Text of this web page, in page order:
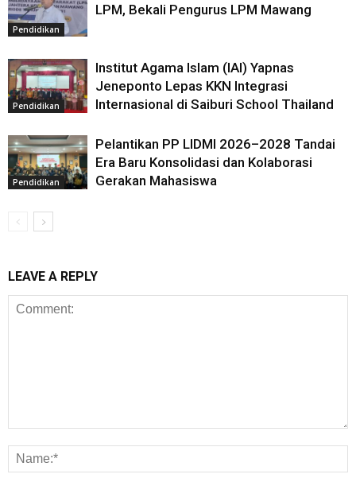
Pendidikan
LPM, Bekali Pengurus LPM Mawang
Pendidikan
Institut Agama Islam (IAI) Yapnas
Jeneponto Lepas KKN Integrasi
Internasional di Saiburi School Thailand
Pendidikan
Pelantikan PP LIDMI 2026–2028 Tandai
Era Baru Konsolidasi dan Kolaborasi
Gerakan Mahasiswa
LEAVE A REPLY